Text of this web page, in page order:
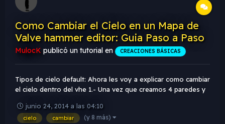
Como Cambiar el Cielo en un Mapa de
Valve hammer editor: Guia Paso a Paso
MulocK publicó un tutorial en CREACIONES BÁSICAS
Tipos de cielo default: Ahora les voy a explicar como cambiar
el cielo dentro del vhe 1.- Una vez que creamos 4 paredes y
Buscamos la textura SKY y creamos un bloque que cubra la
parte de...
junio 24, 2014 a las 04:10
cielo cambiar (y 8 más)